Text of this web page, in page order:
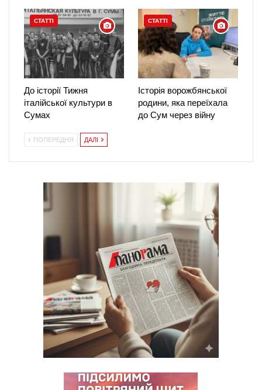
СТАТТІ
До історії Тижня
італійської культури в
Сумах
СТАТТІ
Історія ворожбянської
родини, яка переїхала
до Сум через війну
ПОПЕРЕДНЯ ДАЛІ